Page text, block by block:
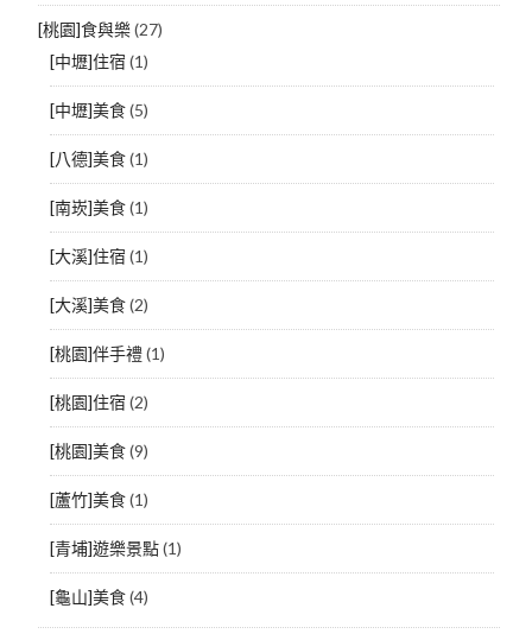
[桃園]食與樂(27)
[中壢]住宿 (1)
[中壢]美食(5)
[八德]美食(1)
[南崁]美食(1)
[大溪]住宿 (1)
[大溪]美食(2)
[桃園]伴手禮(1)
[桃園]住宿 (2)
[桃園]美食(9)
[蘆竹]美食(1)
[青埔]遊樂景點(1)
[龜山]美食(4)